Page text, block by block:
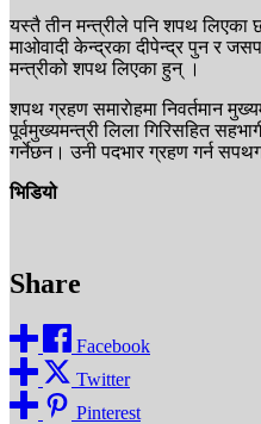
यस्तै तीन मन्त्रीले पनि शपथ लिएका
माओवादी केन्द्रका दीपेन्द्र पुन र
मन्त्रीको शपथ लिएका हुन् ।
शपथ ग्रहण समाराेहमा निवर्तमान
पूर्वमुख्यमन्त्री लिला गिरिसहित
गर्नेछन। उनी पदभार ग्रहण गर्न
भिडियो
Share
Facebook
Twitter
Pinterest